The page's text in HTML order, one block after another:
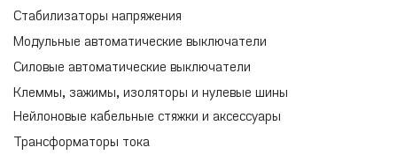
Стабилизаторы напряжения
Модульные автоматические выключатели
Силовые автоматические выключатели
Клеммы, зажимы, изоляторы и нулевые шины
Нейлоновые кабельные стяжки и аксессуары
Трансформаторы тока